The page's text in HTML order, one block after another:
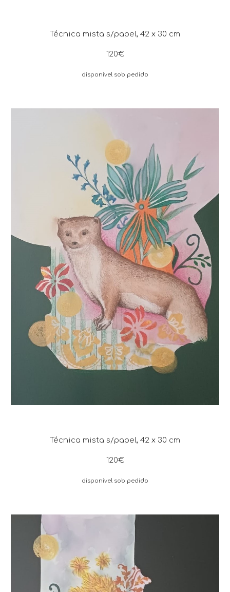
Técnica mista s/papel, 42 x 30 cm
120€
disponível sob pedido
Técnica mista s/papel, 42 x 30 cm
120€
disponível sob pedido